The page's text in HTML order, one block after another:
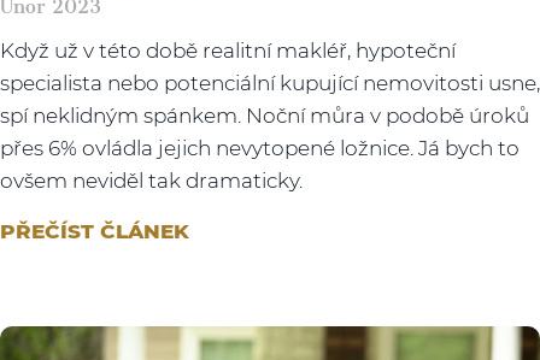
Únor 2023
Když už v této době realitní makléř, hypoteční
specialista nebo potenciální kupující nemovitosti usne,
spí neklidným spánkem. Noční můra v podobě úroků
přes 6% ovládla jejich nevytopené ložnice. Já bych to
ovšem neviděl tak dramaticky.
PŘEČÍST ČLÁNEK